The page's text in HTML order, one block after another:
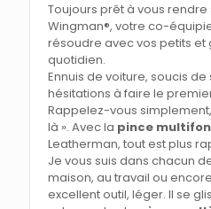
Toujours prêt à vous rendre
Wingman®, votre co-
résoudre avec vos petits et
quotidien.
Ennuis de voiture, soucis
hésitations à faire le
Rappelez-vous
là ». Avec la pince
Leatherman, tout est plus
Je vous suis dans chacun
maison, au travail ou
excellent outil, léger. Il se